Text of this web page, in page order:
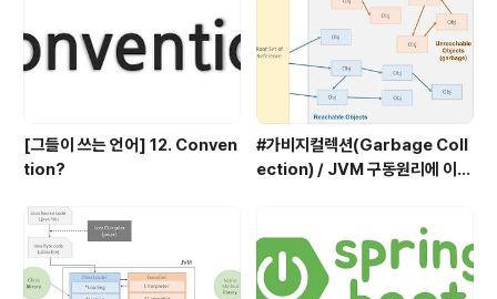
[그들이 쓰는 언어] 12. Conven
tion?
#가비지컬렉션(Garbage Coll
ection) / JVM 구동원리에 이어